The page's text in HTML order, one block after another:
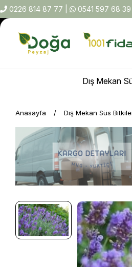
0226 814 87 77 0541 597 68 39
Dış Mekan
Anasayfa Dış Mekan Süs